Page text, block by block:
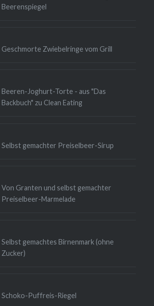
Beerenspiegel
Geschmorte Zwiebelringe vom Grill
Beeren-Joghurt-Torte - aus "Das
Backbuch" zu Clean Eating
Selbst gemachter Preiselbeer-Sirup
Von Granten und selbst gemachter
Preiselbeer-Marmelade
Selbst gemachtes Birnenmark (ohne
Zucker)
Schoko-Puffreis-Riegel